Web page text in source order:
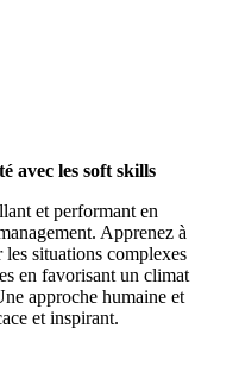
avec les soft skills
et performant en
Apprenez à
situations complexes
en favorisant un climat
approche humaine et
et inspirant.